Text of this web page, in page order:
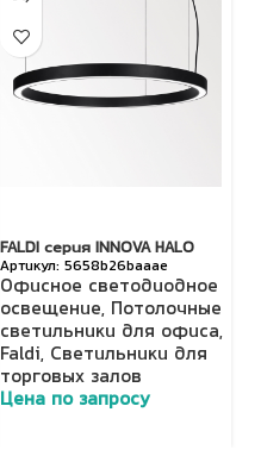
FALDI серия INNOVA HALO
5658b26baaae
Офисное светодиодное
освещение, Потолочные
светильники для офиса,
Faldi, Светильники для
торговых залов
Цена по запросу